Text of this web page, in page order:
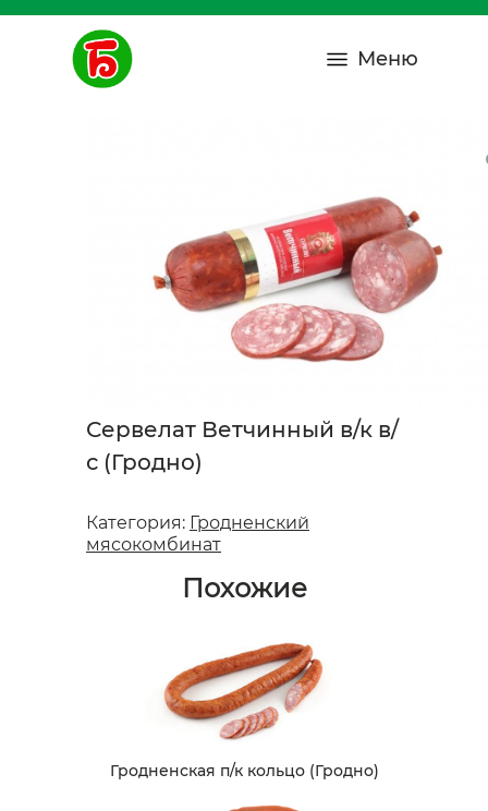
Меню
Сервелат Ветчинный в/к в/
с (Гродно)
Категория: Гродненский
мясокомбинат
Похожие
Гродненская п/к кольцо (Гродно)